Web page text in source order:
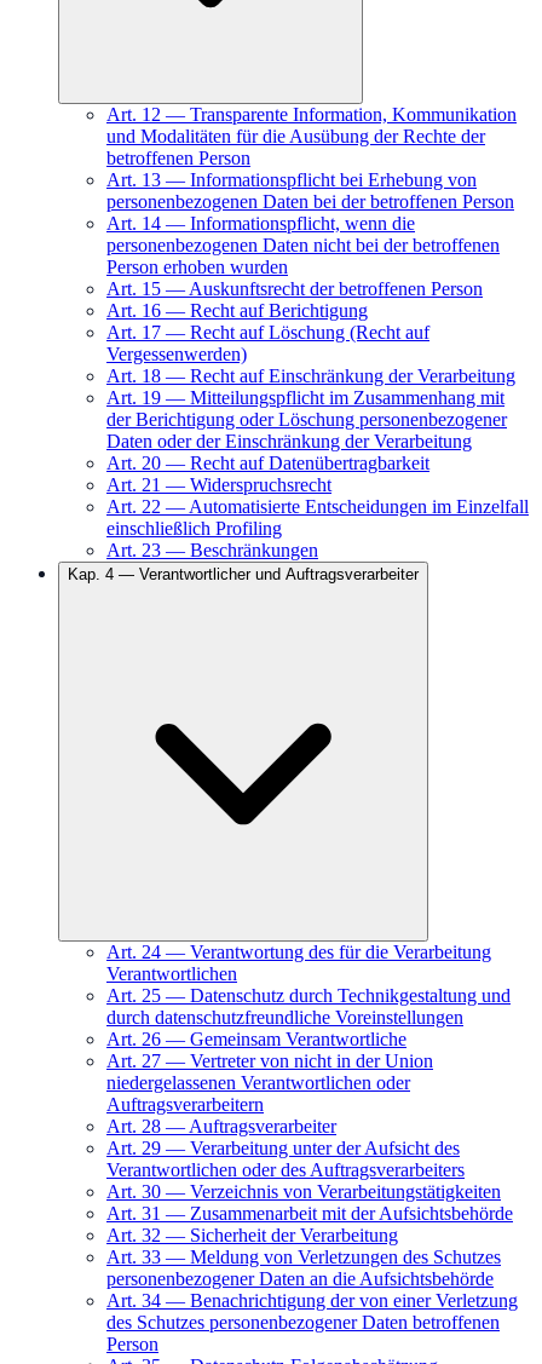
Art. 12 — Transparente Information, Kommunikation
und Modalitäten für die Ausübung der Rechte der
betroffenen Person
Art. 13 — Informationspflicht bei Erhebung von
personenbezogenen Daten bei der betroffenen Person
Art. 14 — Informationspflicht, wenn die
personenbezogenen Daten nicht bei der betroffenen
Person erhoben wurden
Art. 15 — Auskunftsrecht der betroffenen Person
Art. 16 — Recht auf Berichtigung
Art. 17 — Recht auf Löschung (Recht auf
Vergessenwerden)
Art. 18 — Recht auf Einschränkung der Verarbeitung
Art. 19 — Mitteilungspflicht im Zusammenhang mit
der Berichtigung oder Löschung personenbezogener
Daten oder der Einschränkung der Verarbeitung
Art. 20 — Recht auf Datenübertragbarkeit
Art. 21 — Widerspruchsrecht
Art. 22 — Automatisierte Entscheidungen im Einzelfall
einschließlich Profiling
Art. 23 — Beschränkungen
Kap. 4 — Verantwortlicher und Auftragsverarbeiter
Art. 24 — Verantwortung des für die Verarbeitung
Verantwortlichen
Art. 25 — Datenschutz durch Technikgestaltung und
durch datenschutzfreundliche Voreinstellungen
Art. 26 — Gemeinsam Verantwortliche
Art. 27 — Vertreter von nicht in der Union
niedergelassenen Verantwortlichen oder
Auftragsverarbeitern
Art. 28 — Auftragsverarbeiter
Art. 29 — Verarbeitung unter der Aufsicht des
Verantwortlichen oder des Auftragsverarbeiters
Art. 30 — Verzeichnis von Verarbeitungstätigkeiten
Art. 31 — Zusammenarbeit mit der Aufsichtsbehörde
Art. 32 — Sicherheit der Verarbeitung
Art. 33 — Meldung von Verletzungen des Schutzes
personenbezogener Daten an die Aufsichtsbehörde
Art. 34 — Benachrichtigung der von einer Verletzung
des Schutzes personenbezogener Daten betroffenen
Person